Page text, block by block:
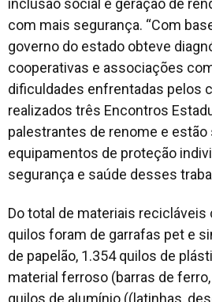
inclusão social e geração de
com mais segurança. “Com
governo do estado obteve
cooperativas e associações
dificuldades enfrentadas pelos
realizados três Encontros
palestrantes de renome e
equipamentos de proteção
segurança e saúde desses
Do total de materiais recicláveis
quilos foram de garrafas pet e
de papelão, 1.354 quilos de
material ferroso (barras de
quilos de alumínio ((latinhas,